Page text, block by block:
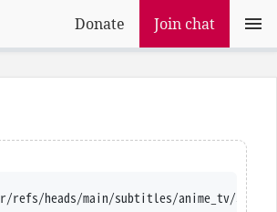
Donate Join chat
Tools/kitsunekko-mirror/